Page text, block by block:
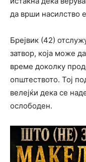
да врши насилство
Брејвик (42)
затвор, која може
време доколку
општеството. Тој
велејќи дека се
ослободен.